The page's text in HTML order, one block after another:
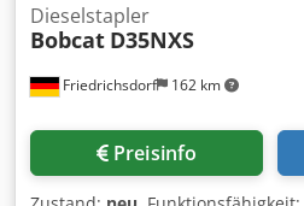
Friedrichsdorf 162 km
Dieselstapler
Bobcat D35NXS
Preisinfo